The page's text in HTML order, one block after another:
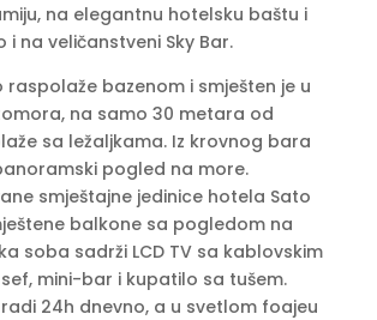
na elegantnu hotelsku baštu i
i na veličanstveni Sky Bar.
raspolaže bazenom i smješten je u
na samo 30 metara od
sa ležaljkama. Iz krovnog bara
pogled na more.
smještajne jedinice hotela Sato
balkone sa pogledom na
soba sadrži LCD TV sa kablovskim
mini-bar i kupatilo sa tušem.
24h dnevno, a u svetlom foajeu